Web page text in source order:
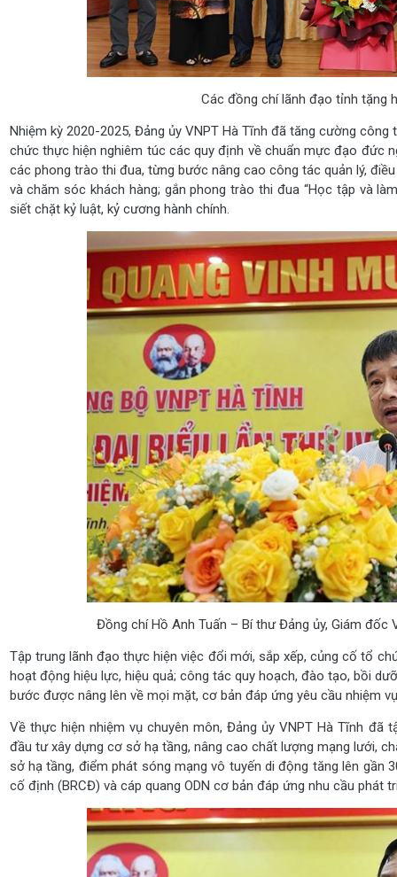
Các đồng chí lãnh đạo tỉnh tặng
Nhiệm kỳ 2020-2025, Đảng ủy VNPT Hà Tĩnh đã tăng cường
chức thực hiện nghiêm túc các quy định về chuẩn mực đạo đức
các phong trào thi đua, từng bước nâng cao công tác quản lý,
và chăm sóc khách hàng; gắn phong trào thi đua “Học tập và
siết chặt kỷ luật, kỷ cương hành chính.
Đồng chí Hồ Anh Tuấn – Bí thư Đảng ủy, Giám đốc
Tập trung lãnh đạo thực hiện việc đổi mới, sắp xếp, củng cố tổ
hoạt động hiệu lực, hiệu quả; công tác quy hoạch, đào tạo, bồi
bước được nâng lên về mọi mặt, cơ bản đáp ứng yêu cầu nhiệm
Về thực hiện nhiệm vụ chuyên môn, Đảng ủy VNPT Hà Tĩnh đã
đầu tư xây dựng cơ sở hạ tầng, nâng cao chất lượng mạng lưới,
sở hạ tầng, điểm phát sóng mạng vô tuyến di động tăng lên gần
cố định (BRCĐ) và cáp quang ODN cơ bản đáp ứng nhu cầu phát